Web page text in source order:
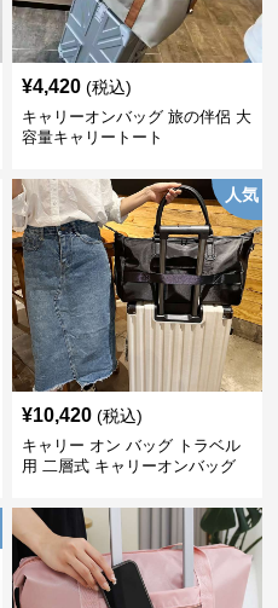
¥4,420 (税込)
キャリーオンバッグ 旅の伴侶 大
容量キャリートート
人気
¥10,420 (税込)
キャリー オン バッグ トラベル
用 二層式 キャリーオンバッグ